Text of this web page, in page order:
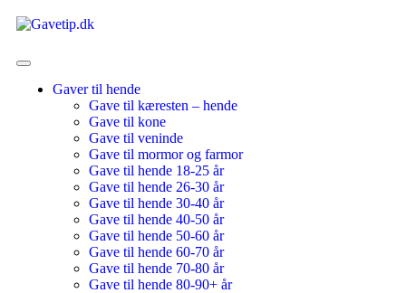
Gaver til hende
Gave til kæresten – hende
Gave til kone
Gave til veninde
Gave til mormor og farmor
Gave til hende 18-25 år
Gave til hende 26-30 år
Gave til hende 30-40 år
Gave til hende 40-50 år
Gave til hende 50-60 år
Gave til hende 60-70 år
Gave til hende 70-80 år
Gave til hende 80-90+ år